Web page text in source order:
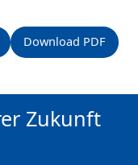
Download PDF
Zukunft